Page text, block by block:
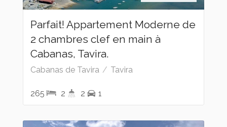
Parfait! Appartement Moderne de
2 chambres clef en main à
Cabanas, Tavira.
Cabanas de Tavira Tavira
265 2 2 1